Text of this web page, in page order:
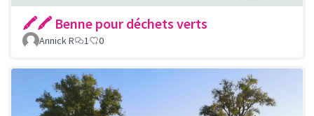
🖍🖍 Benne pour déchets verts
Annick R 1 0